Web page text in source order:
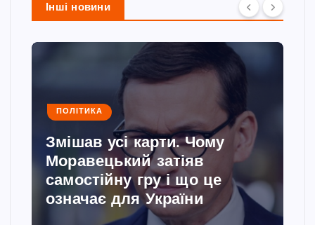
Інші новини
ПОЛІТИКА
Змішав усі карти. Чому
Моравецький затіяв
самостійну гру і що це
означає для України